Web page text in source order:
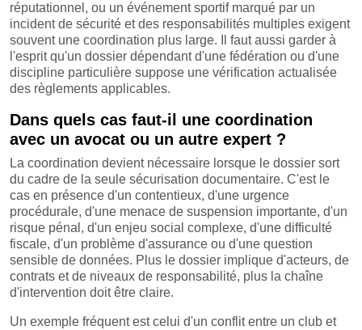
réputationnel, ou un événement sportif marqué par un
incident de sécurité et des responsabilités multiples exigent
souvent une coordination plus large. Il faut aussi garder à
l'esprit qu'un dossier dépendant d'une fédération ou d'une
discipline particulière suppose une vérification actualisée
des règlements applicables.
Dans quels cas faut-il une coordination
avec un avocat ou un autre expert ?
La coordination devient nécessaire lorsque le dossier sort
du cadre de la seule sécurisation documentaire. C'est le
cas en présence d'un contentieux, d'une urgence
procédurale, d'une menace de suspension importante, d'un
risque pénal, d'un enjeu social complexe, d'une difficulté
fiscale, d'un problème d'assurance ou d'une question
sensible de données. Plus le dossier implique d'acteurs, de
contrats et de niveaux de responsabilité, plus la chaîne
d'intervention doit être claire.
Un exemple fréquent est celui d'un conflit entre un club et